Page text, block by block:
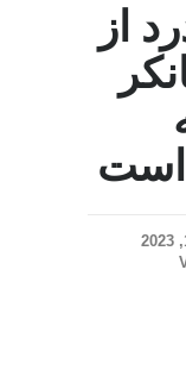
از
تانکر
است